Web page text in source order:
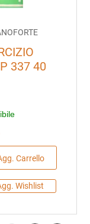
337 40
Carrello
Wishlist